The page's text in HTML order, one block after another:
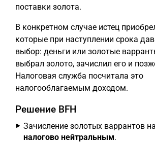
поставки золота.
В конкретном случае истец
которые при наступлении срока
выбор: деньги или золотые
выбрал золото, зачислил его и
Налоговая служба посчитала это
налогооблагаемым доходом.
Решение BFH
Зачисление золотых варрантов
налогово нейтральным.